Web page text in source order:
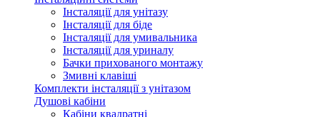
Інсталяції для унітазу
Інсталяції для біде
Інсталяції для умивальника
Інсталяції для уриналу
Бачки прихованого монтажу
Змивні клавіші
Комплекти інсталяції з унітазом
Душові кабіни
Кабіни квадратні